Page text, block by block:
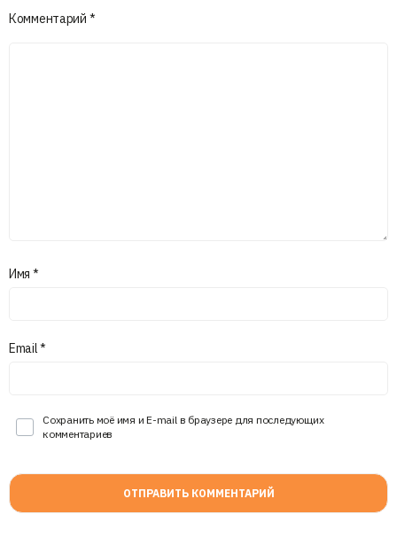
Комментарий *
Имя *
Email*
Сохранить моё имя и E-mail в браузере для последующих
комментариев